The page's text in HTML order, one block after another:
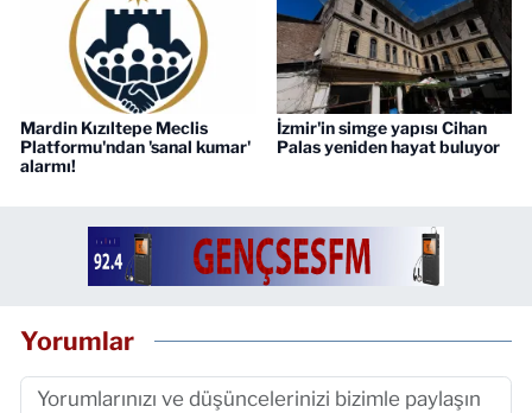
Mardin Kızıltepe Meclis
Platformu'ndan 'sanal kumar'
alarmı!
İzmir'in simge yapısı Cihan
Palas yeniden hayat buluyor
Yorumlar